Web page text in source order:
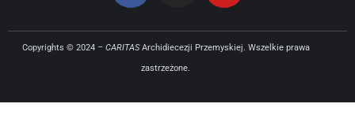
Copyrights © 2024 – CARITASArchidiecezji Przemyskiej. Wszelkie prawa
zastrzeżone.